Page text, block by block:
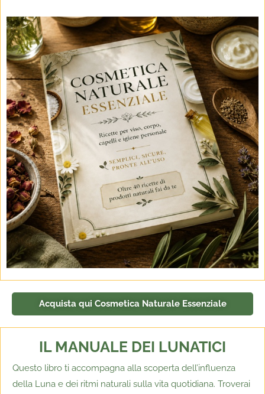
Acquista qui Cosmetica Naturale Essenziale
IL MANUALE DEI LUNATICI
Questo libro ti accompagna alla scoperta dell’influenza
della Luna e dei ritmi naturali sulla vita quotidiana. Troverai